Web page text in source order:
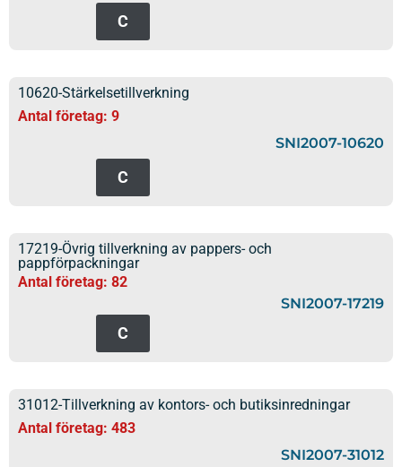
C
10620-Stärkelsetillverkning
Antal företag: 9
SNI2007-10620
C
17219-Övrig tillverkning av pappers- och
pappförpackningar
Antal företag: 82
SNI2007-17219
C
31012-Tillverkning av kontors- och butiksinredningar
Antal företag: 483
SNI2007-31012